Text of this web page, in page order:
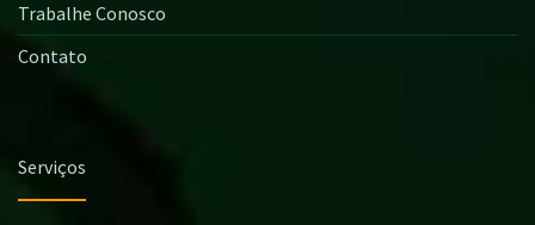
Trabalhe Conosco
Contato
Serviços